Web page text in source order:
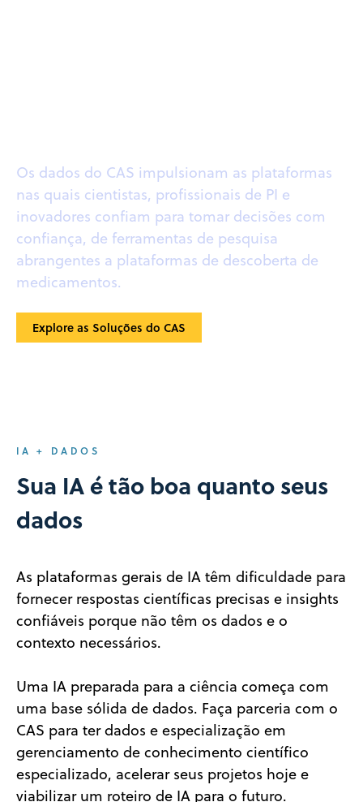
Os dados do CAS impulsionam as plataformas
nas quais cientistas, profissionais de PI e
inovadores confiam para tomar decisões com
confiança, de ferramentas de pesquisa
abrangentes a plataformas de descoberta de
medicamentos.
Explore as Soluções do CAS
IA + DADOS
Sua IA é tão boa quanto seus
dados
As plataformas gerais de IA têm dificuldade para
fornecer respostas científicas precisas e insights
confiáveis porque não têm os dados e o
contexto necessários.
Uma IA preparada para a ciência começa com
uma base sólida de dados. Faça parceria com o
CAS para ter dados e especialização em
gerenciamento de conhecimento científico
especializado, acelerar seus projetos hoje e
viabilizar um roteiro de IA para o futuro.